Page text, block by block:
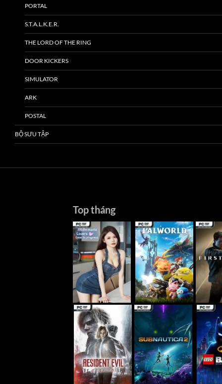
PORTAL
S.T.A.L.K.E.R.
THE LORD OF THE RING
DOOR KICKERS
SIMULATOR
ARK
POSTAL
BỘ SƯU TẬP
Top tháng